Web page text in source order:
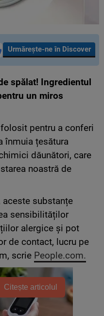
Urmărește-ne în Discover
spălat! Ingredientul
un miros
pentru a conferi
înmuia țesătura
dăunători, care
noastră de
substanțe
sensibilităților
alergice și pot
de contact, lucru pe
scrie People.com.
Citește articolul